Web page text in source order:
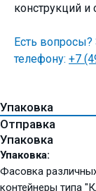
конструкций и
Есть
телефону: +7
Упаковка
Отправка
Упаковка
Упаковка:
Фасовка
контейнеры типа